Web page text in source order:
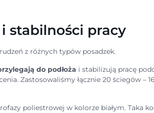
stabilności pracy
z różnych typów posadzek.
do podłoża i stabilizują pracę
Zastosowaliśmy łącznie 20 ściegów –
poliestrowej w kolorze białym. Taka